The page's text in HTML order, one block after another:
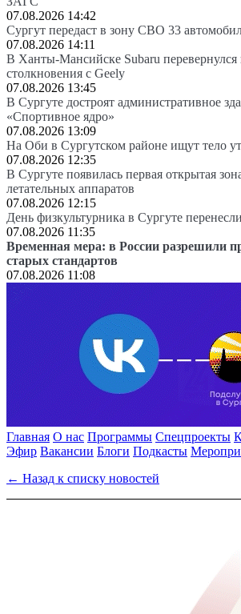
07.08.2026 14:42
Сургут передаст в зону СВО 33
07.08.2026 14:11
В Ханты-Мансийске Subaru перевернулся
столкновения с Geely
07.08.2026 13:45
В Сургуте достроят административное
«Спортивное ядро»
07.08.2026 13:09
На Оби в Сургутском районе ищут тело
07.08.2026 12:35
В Сургуте появилась первая открытая
летательных аппаратов
07.08.2026 12:15
День физкультурника в Сургуте
07.08.2026 11:35
Временная мера: в России разрешили
старых стандартов
07.08.2026 11:08
Главная О нас Программы Спецпроекты
Эфир Вакансии Блоги Подкасты
← Назад к списку новостей